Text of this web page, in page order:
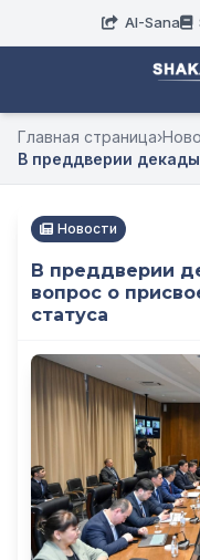
AI-Sana
Главная страница›
В преддверии
Новости
В преддверии
вопрос о
статуса